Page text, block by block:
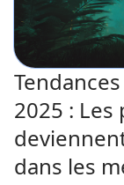
2025 :
dans les